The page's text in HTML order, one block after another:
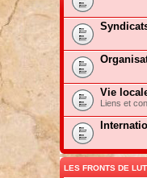
Vie
Liens et
LES FRONTS DE